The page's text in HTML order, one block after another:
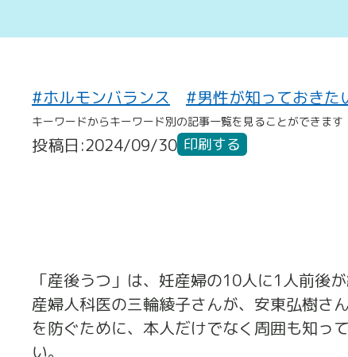
#ホルモンバランス #男性が知っておきた
キーワードからキーワード別の記事一覧を見ることができます
投稿日:2024/09/30 印刷する
「産後うつ」は、妊産婦の10人に1人前後
産婦人科医の三輪綾子さんが、安東弘樹さ
を防ぐために、本人だけでなく周囲も知っ
い。